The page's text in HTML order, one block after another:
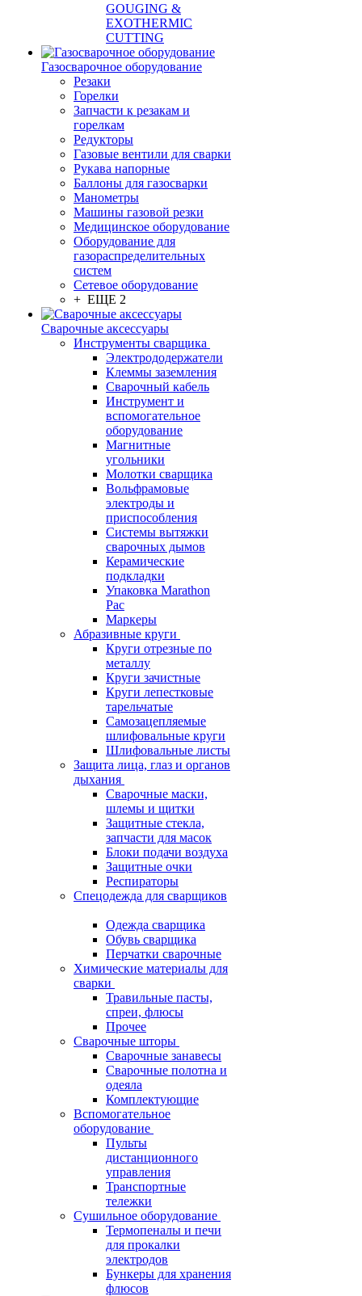
GOUGING &
EXOTHERMIC
CUTTING
Газосварочное оборудование
Резаки
Горелки
Запчасти к резакам и
горелкам
Редукторы
Газовые вентили для сварки
Рукава напорные
Баллоны для газосварки
Манометры
Машины газовой резки
Медицинское оборудование
Оборудование для
газораспределительных
систем
Сетевое оборудование
+ ЕЩЕ 2
Сварочные аксессуары
Инструменты сварщика
Электрододержатели
Клеммы заземления
Сварочный кабель
Инструмент и
вспомогательное
оборудование
Магнитные
угольники
Молотки сварщика
Вольфрамовые
электроды и
приспособления
Системы вытяжки
сварочных дымов
Керамические
подкладки
Упаковка Marathon
Pac
Маркеры
Абразивные круги
Круги отрезные по
металлу
Круги зачистные
Круги лепестковые
тарельчатые
Самозацепляемые
шлифовальные круги
Шлифовальные листы
Защита лица, глаз и органов
дыхания
Сварочные маски,
шлемы и щитки
Защитные стекла,
запчасти для масок
Блоки подачи воздуха
Защитные очки
Респираторы
Спецодежда для сварщиков
Одежда сварщика
Обувь сварщика
Перчатки сварочные
Химические материалы для
сварки
Травильные пасты,
спреи, флюсы
Прочее
Сварочные шторы
Сварочные занавесы
Сварочные полотна и
одеяла
Комплектующие
Вспомогательное
оборудование
Пульты
дистанционного
управления
Транспортные
тележки
Сушильное оборудование
Термопеналы и печи
для прокалки
электродов
Бункеры для хранения
флюсов